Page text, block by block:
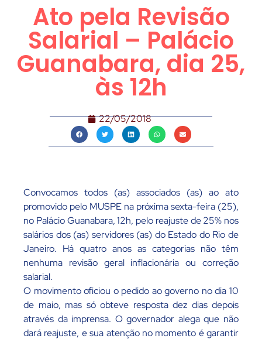
Ato pela Revisão
Salarial – Palácio
Guanabara, dia 25,
às 12h
22/05/2018
Convocamos todos (as) associados (as) ao ato
promovido pelo MUSPE na próxima sexta-feira (25),
no Palácio Guanabara, 12h, pelo reajuste de 25% nos
salários dos (as) servidores (as) do Estado do Rio de
Janeiro. Há quatro anos as categorias não têm
nenhuma revisão geral inflacionária ou correção
salarial.
O movimento oficiou o pedido ao governo no dia 10
de maio, mas só obteve resposta dez dias depois
através da imprensa. O governador alega que não
dará reajuste, e sua atenção no momento é garantir